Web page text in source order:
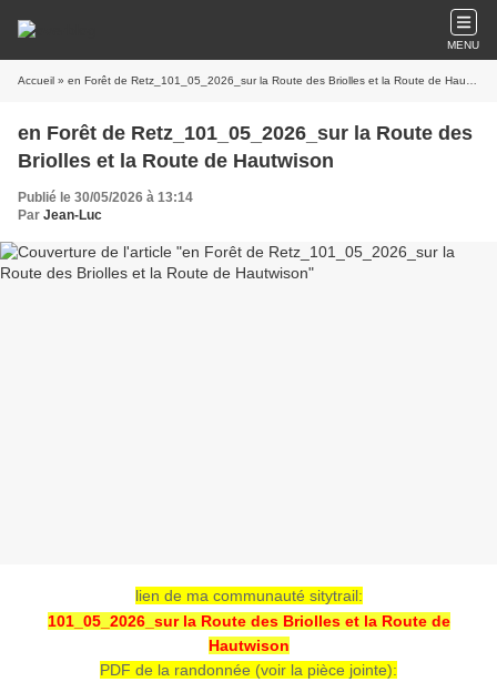
MENU
Accueil » en Forêt de Retz_101_05_2026_sur la Route des Briolles et la Route de Hautwison
en Forêt de Retz_101_05_2026_sur la Route des
Briolles et la Route de Hautwison
Publié le 30/05/2026 à 13:14
Par Jean-Luc
lien de ma communauté sitytrail:
101_05_2026_sur la Route des Briolles et la Route de
Hautwison
PDF de la randonnée (voir la pièce jointe):